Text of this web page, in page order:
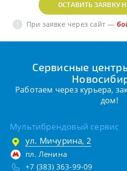
ОСТАВИТЬ ЗАЯВКУ
При заявке через сайт —
Сервисные
Работаем через курьера,
дом!
Мультибрендовый сервис
ул. Мичурина, 2
пл. Ленина
+7 (383) 363-99-09